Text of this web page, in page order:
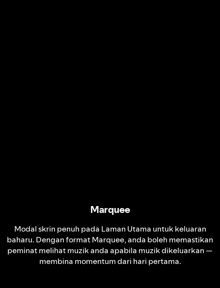
Marquee
Modal skrin penuh pada Laman Utama untuk keluaran
baharu. Dengan format Marquee, anda boleh memastikan
peminat melihat muzik anda apabila muzik dikeluarkan —
membina momentum dari hari pertama.